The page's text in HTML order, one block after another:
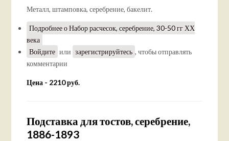
Металл, штамповка, серебрение, бакелит.
Подробнеео Набор расчесок, серебрение, 30-50 гг ХХ
века
Войдите или зарегистрируйтесь , чтобы отправлять
комментарии
Цена - 2210 руб.
Подставка для тостов, серебрение,
1886-1893